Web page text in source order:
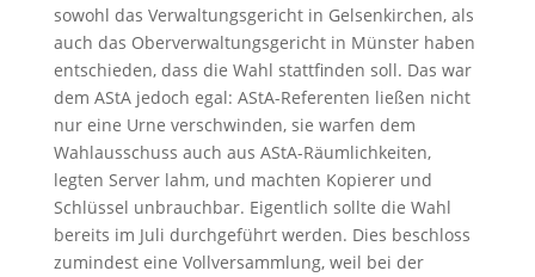
sowohl das Verwaltungsgericht in Gelsenkirchen, als
auch das Oberverwaltungsgericht in Münster haben
entschieden, dass die Wahl stattfinden soll. Das war
dem AStA jedoch egal: AStA-Referenten ließen nicht
nur eine Urne verschwinden, sie warfen dem
Wahlausschuss auch aus AStA-Räumlichkeiten,
legten Server lahm, und machten Kopierer und
Schlüssel unbrauchbar. Eigentlich sollte die Wahl
bereits im Juli durchgeführt werden. Dies beschloss
zumindest eine Vollversammlung, weil bei der